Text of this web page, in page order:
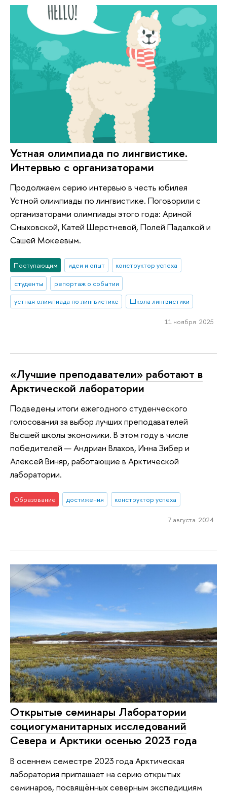
Устная олимпиада по лингвистике.
Интервью с организаторами
Продолжаем серию интервью в честь юбилея
Устной олимпиады по лингвистике. Поговорили с
организаторами олимпиады этого года: Ариной
Сныховской, Катей Шерстневой, Полей Падалкой и
Сашей Мокеевым.
Поступающим идеи и опыт
конструктор успеха
студенты
репортаж о событии
устная олимпиада по лингвистике
Школа лингвистики
11 ноября 2025
«Лучшие преподаватели» работают в
Арктической лаборатории
Подведены итоги ежегодного студенческого
голосования за выбор лучших преподавателей
Высшей школы экономики. В этом году в числе
победителей — Андриан Влахов, Инна Зибер и
Алексей Виняр, работающие в Арктической
лаборатории.
Образование достижения конструктор успеха
7 августа 2024
Открытые семинары Лаборатории
социогуманитарных исследований
Севера и Арктики осенью 2023 года
В осеннем семестре 2023 года Арктическая
лаборатория приглашает на серию открытых
семинаров, посвящённых северным экспедициям